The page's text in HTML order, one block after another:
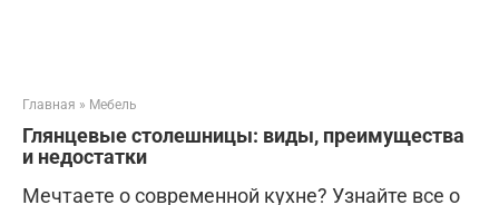
Главная » Мебель
Глянцевые столешницы: виды, преимущества
и недостатки
Мечтаете о современной кухне? Узнайте все о